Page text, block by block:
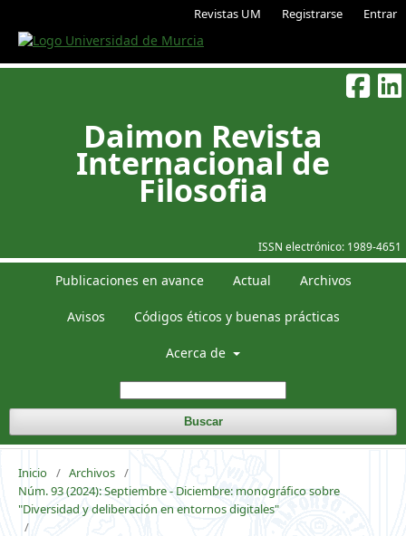
Revistas UM Registrarse Entrar
ISSN electrónico: 1989-4651
Daimon Revista
Internacional de
Filosofia
Publicaciones en avance Actual Archivos
Avisos Códigos éticos y buenas prácticas
Acerca de
Buscar
Inicio / Archivos /
Núm. 93 (2024): Septiembre - Diciembre: monográfico sobre
"Diversidad y deliberación en entornos digitales"
/